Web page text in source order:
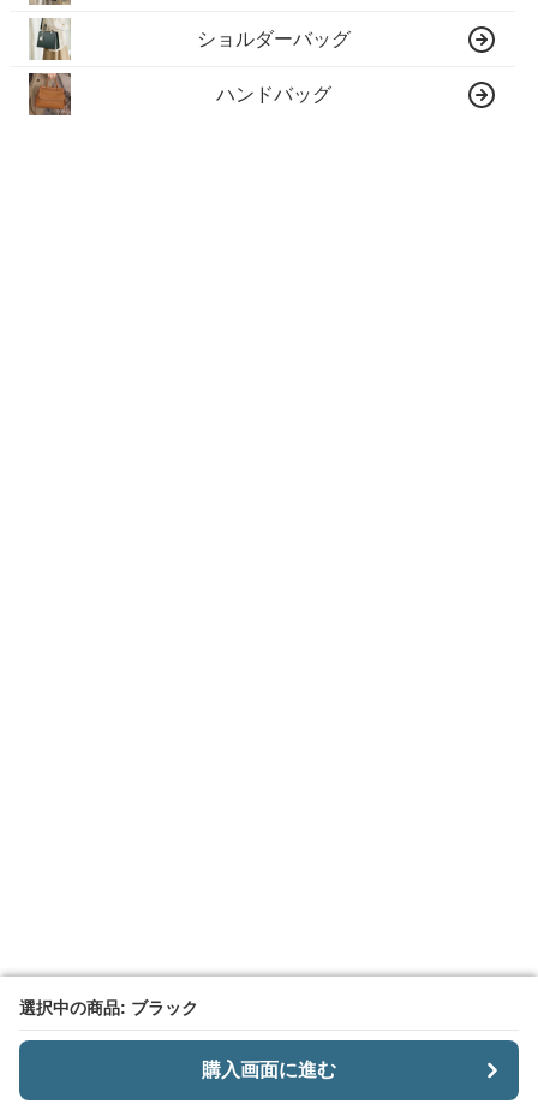
選択中の商品: ブラック
購入画面に進む
選択中の商品: ブラック
購入画面に進む
ショルダーバッグ
ハンドバッグ